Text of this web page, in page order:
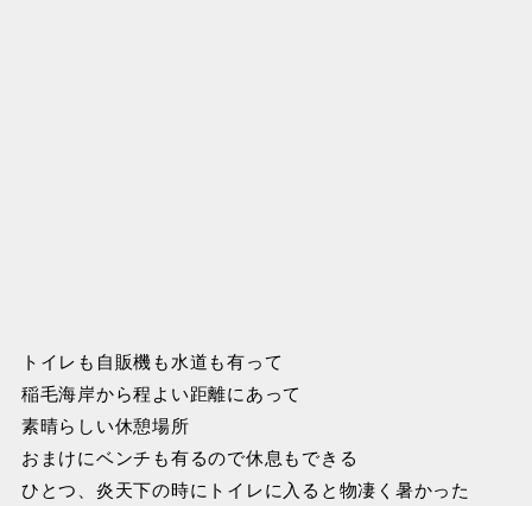
トイレも自販機も水道も有って
稲毛海岸から程よい距離にあって
素晴らしい休憩場所
おまけにベンチも有るので休息もできる
ひとつ、炎天下の時にトイレに入ると物凄く暑かった